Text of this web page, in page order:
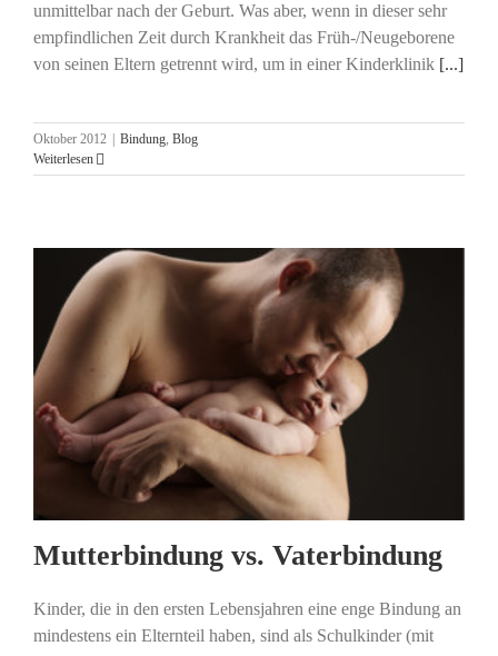
unmittelbar nach der Geburt. Was aber, wenn in dieser sehr
empfindlichen Zeit durch Krankheit das Früh-/Neugeborene
von seinen Eltern getrennt wird, um in einer Kinderklinik [...]
Oktober 2012 Bindung, Blog
Weiterlesen
Mutterbindung vs. Vaterbindung
Kinder, die in den ersten Lebensjahren eine enge Bindung an
mindestens ein Elternteil haben, sind als Schulkinder (mit